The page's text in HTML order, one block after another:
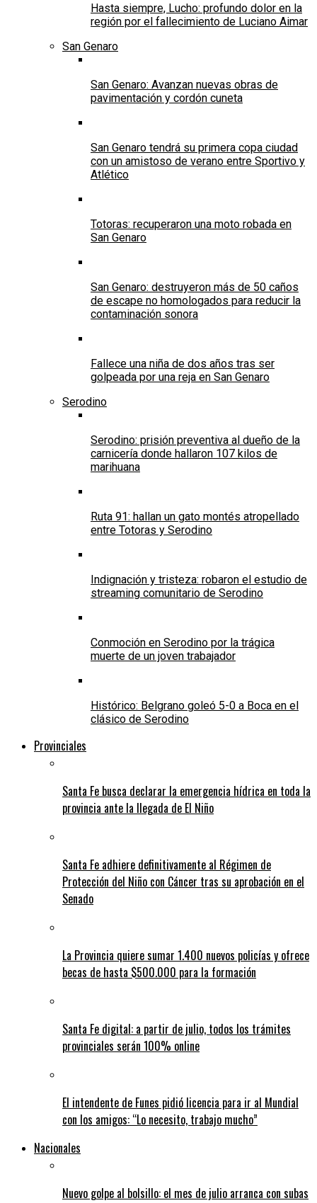
Hasta siempre, Lucho: profundo dolor en la
región por el fallecimiento de Luciano Aimar
San Genaro
San Genaro: Avanzan nuevas obras de
pavimentación y cordón cuneta
San Genaro tendrá su primera copa ciudad
con un amistoso de verano entre Sportivo y
Atlético
Totoras: recuperaron una moto robada en
San Genaro
San Genaro: destruyeron más de 50 caños
de escape no homologados para reducir la
contaminación sonora
Fallece una niña de dos años tras ser
golpeada por una reja en San Genaro
Serodino
Serodino: prisión preventiva al dueño de la
carnicería donde hallaron 107 kilos de
marihuana
Ruta 91: hallan un gato montés atropellado
entre Totoras y Serodino
Indignación y tristeza: robaron el estudio de
streaming comunitario de Serodino
Conmoción en Serodino por la trágica
muerte de un joven trabajador
Histórico: Belgrano goleó 5-0 a Boca en el
clásico de Serodino
Provinciales
Santa Fe busca declarar la emergencia hídrica en toda la
provincia ante la llegada de El Niño
Santa Fe adhiere definitivamente al Régimen de
Protección del Niño con Cáncer tras su aprobación en el
Senado
La Provincia quiere sumar 1.400 nuevos policías y ofrece
becas de hasta $500.000 para la formación
Santa Fe digital: a partir de julio, todos los trámites
provinciales serán 100% online
El intendente de Funes pidió licencia para ir al Mundial
con los amigos: “Lo necesito, trabajo mucho”
Nacionales
Nuevo golpe al bolsillo: el mes de julio arranca con subas